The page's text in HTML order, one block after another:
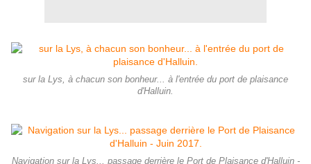
sur la Lys, à chacun son bonheur... à l'entrée du port de plaisance
d'Halluin.
Navigation sur la Lys... passage derrière le Port de Plaisance d'Halluin -